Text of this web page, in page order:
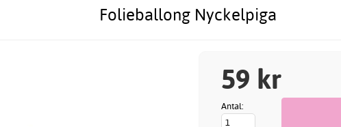
Folieballong Nyckelpiga
59 kr
Antal: